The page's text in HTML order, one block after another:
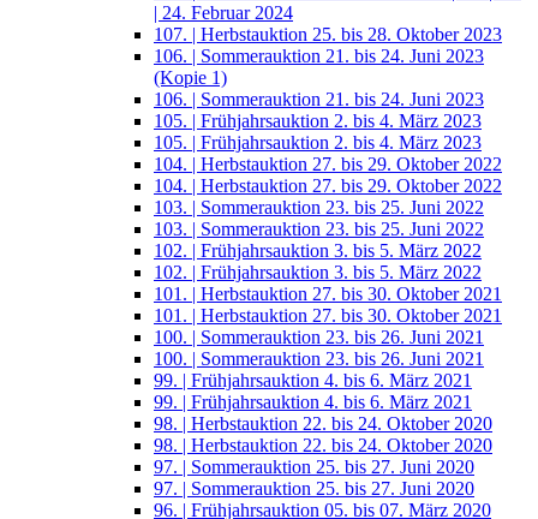
| 24. Februar 2024
107. | Herbstauktion 25. bis 28. Oktober 2023
106. | Sommerauktion 21. bis 24. Juni 2023
(Kopie 1)
106. | Sommerauktion 21. bis 24. Juni 2023
105. | Frühjahrsauktion 2. bis 4. März 2023
105. | Frühjahrsauktion 2. bis 4. März 2023
104. | Herbstauktion 27. bis 29. Oktober 2022
104. | Herbstauktion 27. bis 29. Oktober 2022
103. | Sommerauktion 23. bis 25. Juni 2022
103. | Sommerauktion 23. bis 25. Juni 2022
102. | Frühjahrsauktion 3. bis 5. März 2022
102. | Frühjahrsauktion 3. bis 5. März 2022
101. | Herbstauktion 27. bis 30. Oktober 2021
101. | Herbstauktion 27. bis 30. Oktober 2021
100. | Sommerauktion 23. bis 26. Juni 2021
100. | Sommerauktion 23. bis 26. Juni 2021
99. | Frühjahrsauktion 4. bis 6. März 2021
99. | Frühjahrsauktion 4. bis 6. März 2021
98. | Herbstauktion 22. bis 24. Oktober 2020
98. | Herbstauktion 22. bis 24. Oktober 2020
97. | Sommerauktion 25. bis 27. Juni 2020
97. | Sommerauktion 25. bis 27. Juni 2020
96. | Frühjahrsauktion 05. bis 07. März 2020